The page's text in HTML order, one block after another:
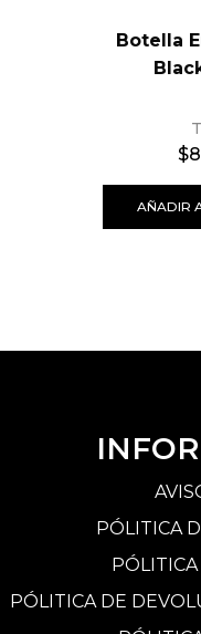
Botella
$
AÑADIR
PÓLITICA
PÓLITICA DE